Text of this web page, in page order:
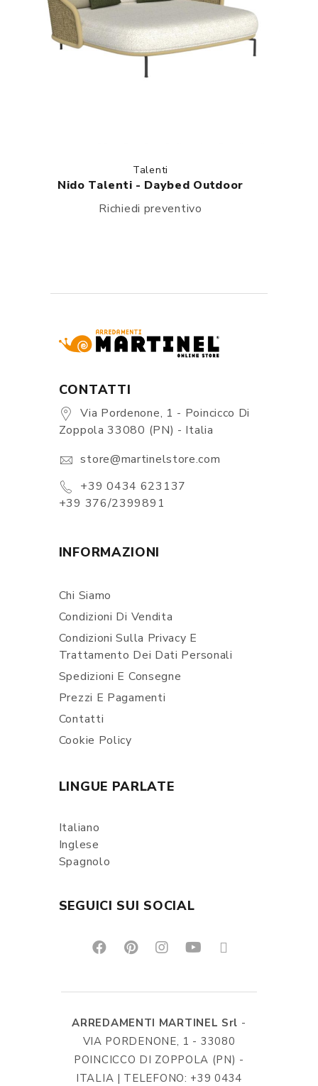
Talenti
Nido Talenti - Daybed Outdoor
Richiedi preventivo
CONTATTI
Via Pordenone, 1 - Poincicco Di
Zoppola 33080 (PN) - Italia
store@martinelstore.com
+39 0434 623137
+39 376/2399891
INFORMAZIONI
Chi Siamo
Condizioni Di Vendita
Condizioni Sulla Privacy E
Trattamento Dei Dati Personali
Spedizioni E Consegne
Prezzi E Pagamenti
Contatti
Cookie Policy
LINGUE PARLATE
Italiano
Inglese
Spagnolo
SEGUICI SUI SOCIAL
ARREDAMENTI MARTINEL Srl -
VIA PORDENONE, 1 - 33080
POINCICCO DI ZOPPOLA (PN) -
ITALIA | TELEFONO: +39 0434